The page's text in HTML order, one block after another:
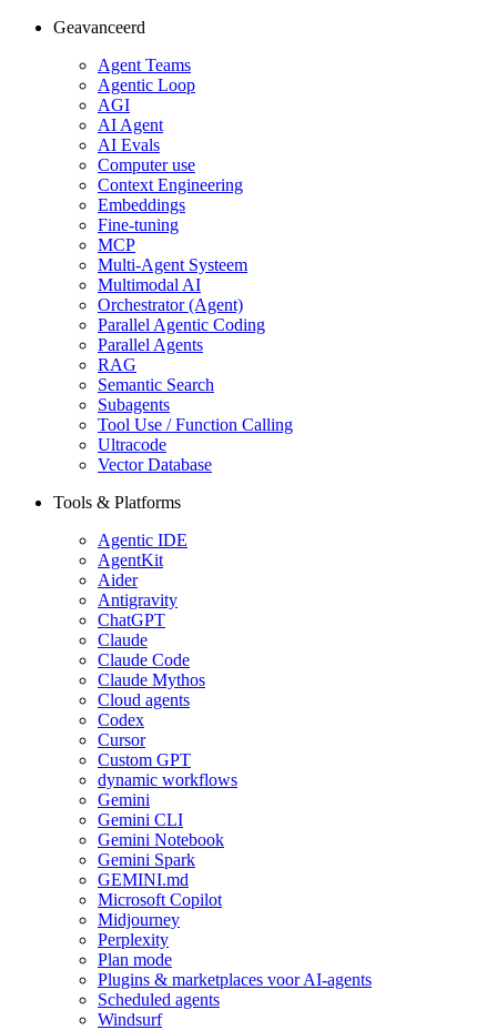
Geavanceerd
Agent Teams
Agentic Loop
AGI
AI Agent
AI Evals
Computer use
Context Engineering
Embeddings
Fine-tuning
MCP
Multi-Agent Systeem
Multimodal AI
Orchestrator (Agent)
Parallel Agentic Coding
Parallel Agents
RAG
Semantic Search
Subagents
Tool Use / Function Calling
Ultracode
Vector Database
Tools & Platforms
Agentic IDE
AgentKit
Aider
Antigravity
ChatGPT
Claude
Claude Code
Claude Mythos
Cloud agents
Codex
Cursor
Custom GPT
dynamic workflows
Gemini
Gemini CLI
Gemini Notebook
Gemini Spark
GEMINI.md
Microsoft Copilot
Midjourney
Perplexity
Plan mode
Plugins & marketplaces voor AI-agents
Scheduled agents
Windsurf